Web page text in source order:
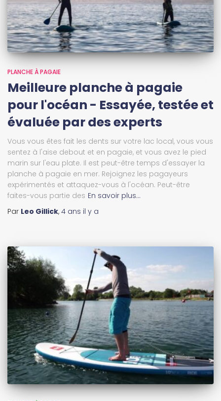
PLANCHE À PAGAIE
Meilleure planche à pagaie
pour l'océan - Essayée, testée et
évaluée par des experts
Vous vous êtes fait les dents sur votre lac local, vous vous
sentez à l'aise debout et en pagaie, et vous avez le pied
marin sur l'eau plate. Il est peut-être temps d'essayer la
planche à pagaie en mer. Rejoignez les pagayeurs
expérimentés et attaquez-vous à l'océan. Peut-être
faites-vous partie des En savoir plus…
Par Leo Gillick, 4 ans il y a